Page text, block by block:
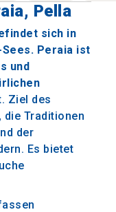
Pella
sich in
Peraia ist
und
Ziel des
Traditionen
der
Es bietet